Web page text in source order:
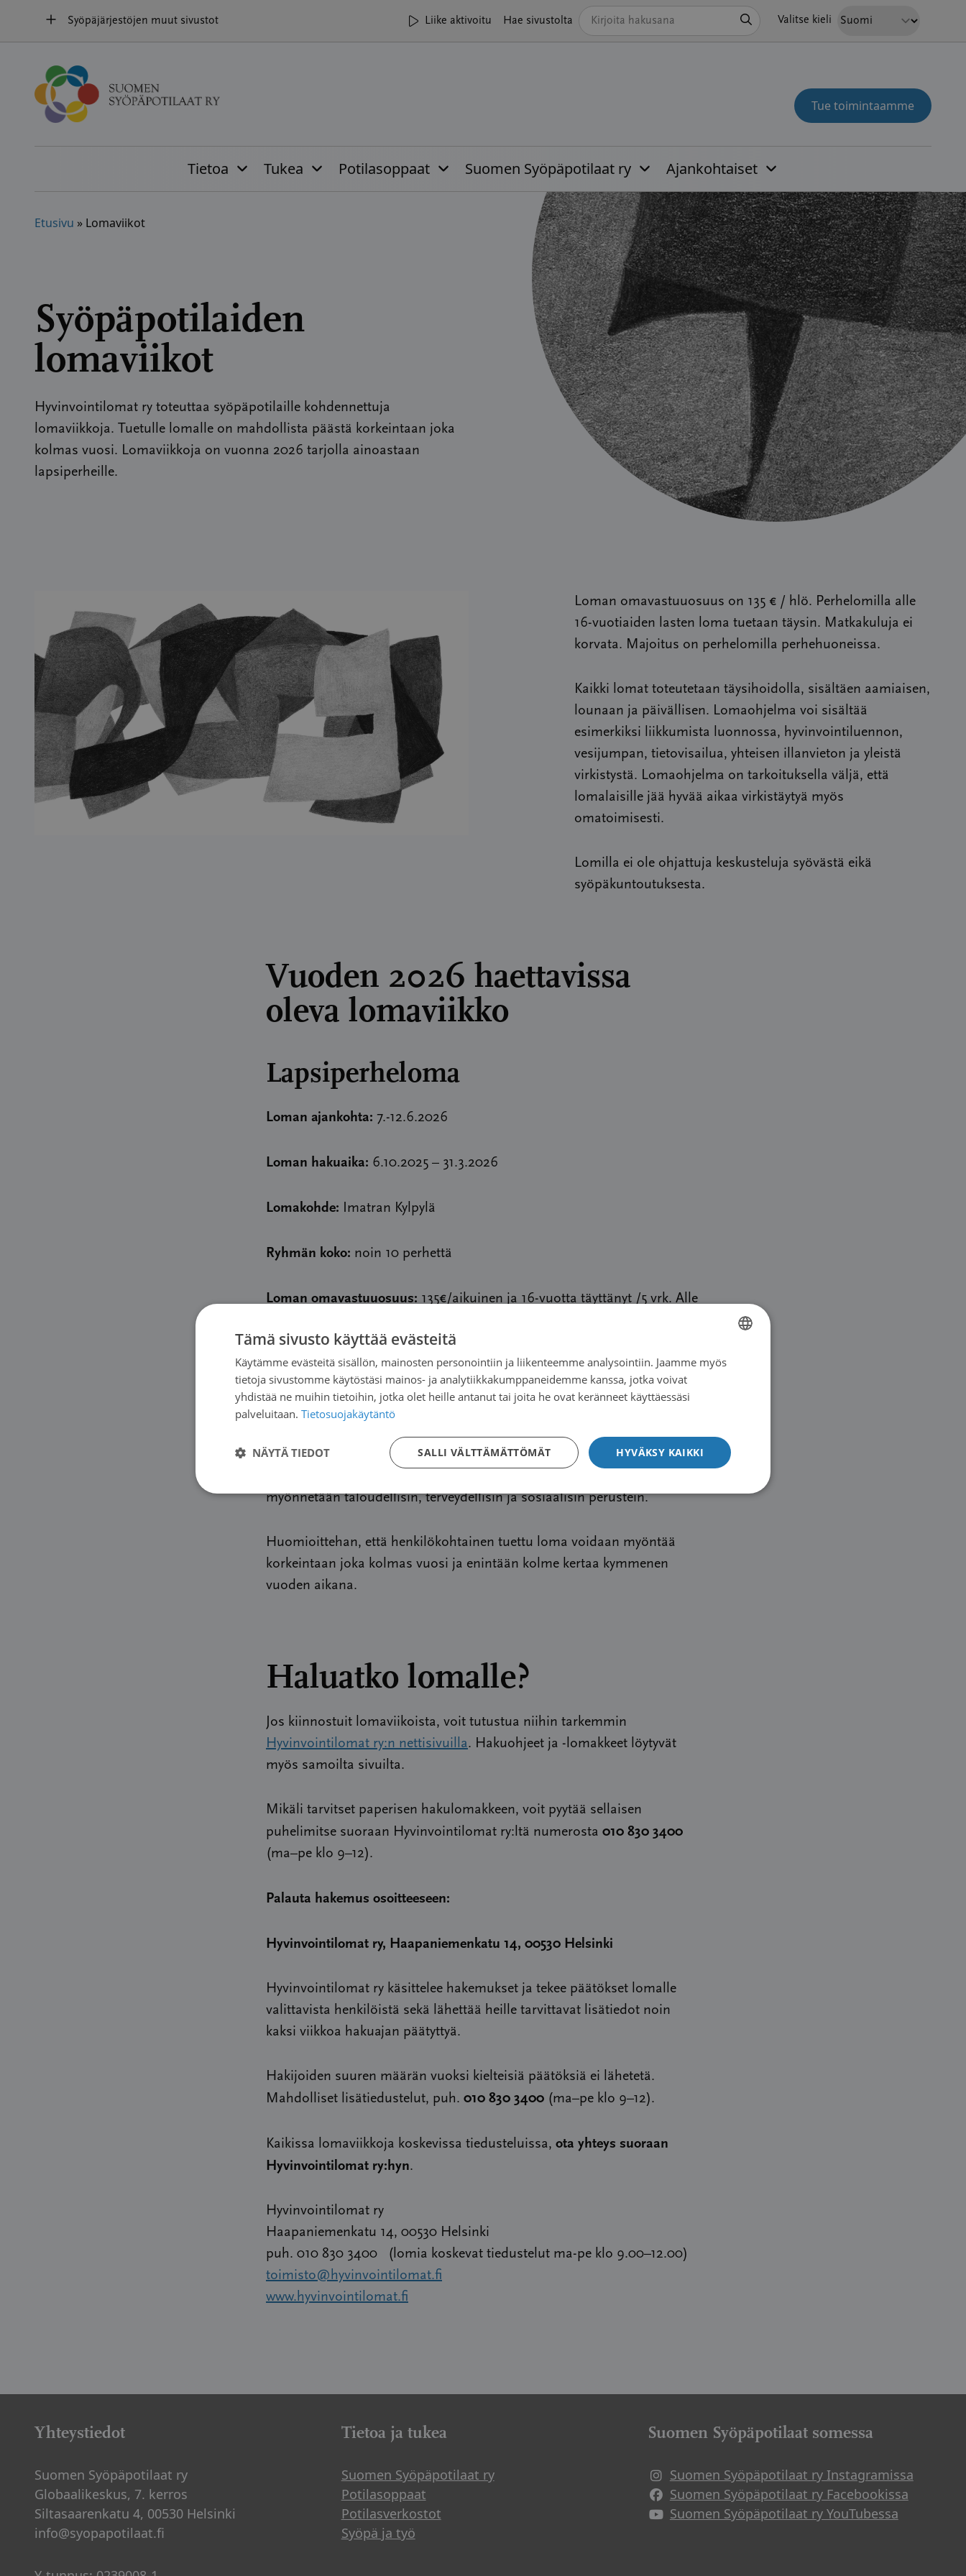
sisältöön
Syöpäjärjestöjen muut sivustot Liike aktivoitu Hae sivustolta Valitse kieli
Tue toimintaamme
Tietoa Tukea Potilasoppaat Suomen Syöpäpotilaat ry Ajankohtaiset
Etusivu » Lomaviikot
Syöpäpotilaiden
lomaviikot
Hyvinvointilomat ry toteuttaa syöpäpotilaille kohdennettuja
lomaviikkoja. Tuetulle lomalle on mahdollista päästä korkeintaan joka
kolmas vuosi. Lomaviikkoja on vuonna 2026 tarjolla ainoastaan
lapsiperheille.
Loman omavastuuosuus on 135 € / hlö. Perhelomilla alle
16-vuotiaiden lasten loma tuetaan täysin. Matkakuluja ei
korvata. Majoitus on perhelomilla perhehuoneissa.
Kaikki lomat toteutetaan täysihoidolla, sisältäen aamiaisen,
lounaan ja päivällisen. Lomaohjelma voi sisältää
esimerkiksi liikkumista luonnossa, hyvinvointiluennon,
vesijumpan, tietovisailua, yhteisen illanvieton ja yleistä
virkistystä. Lomaohjelma on tarkoituksella väljä, että
lomalaisille jää hyvää aikaa virkistäytyä myös
omatoimisesti.
Lomilla ei ole ohjattuja keskusteluja syövästä eikä
syöpäkuntoutuksesta.
Vuoden 2026 haettavissa
oleva lomaviikko
Lapsiperheloma
Loman ajankohta: 7.-12.6.2026
Loman hakuaika: 6.10.2025 – 31.3.2026
Lomakohde: Imatran Kylpylä
Ryhmän koko: noin 10 perhettä
Loman omavastuuosuus: 135€/aikuinen ja 16-vuotta täyttänyt /5 vrk. Alle
Kohderyhmä:pienituloiset lapsiperheet, joissa vanhemmalla on tai on
ollut syöpä
myönnetään taloudellisin, terveydellisin ja sosiaalisin perustein.
Huomioittehan, että henkilökohtainen tuettu loma voidaan myöntää
korkeintaan joka kolmas vuosi ja enintään kolme kertaa kymmenen
vuoden aikana.
Haluatko lomalle?
Jos kiinnostuit lomaviikoista, voit tutustua niihin tarkemmin
Hyvinvointilomat ry:n nettisivuilla. Hakuohjeet ja -lomakkeet löytyvät
myös samoilta sivuilta.
Mikäli tarvitset paperisen hakulomakkeen, voit pyytää sellaisen
puhelimitse suoraan Hyvinvointilomat ry:ltä numerosta 010 830 3400
(ma–pe klo 9–12).
Palauta hakemus osoitteeseen:
Hyvinvointilomat ry, Haapaniemenkatu 14, 00530 Helsinki
Hyvinvointilomat ry käsittelee hakemukset ja tekee päätökset lomalle
valittavista henkilöistä sekä lähettää heille tarvittavat lisätiedot noin
kaksi viikkoa hakuajan päätyttyä.
Hakijoiden suuren määrän vuoksi kielteisiä päätöksiä ei lähetetä.
Mahdolliset lisätiedustelut, puh. 010 830 3400(ma–pe klo 9–12).
Kaikissa lomaviikkoja koskevissa tiedusteluissa, ota yhteys suoraan
Hyvinvointilomat ry:hyn.
Hyvinvointilomat ry
Haapaniemenkatu 14, 00530 Helsinki
puh. 010 830 3400 (lomia koskevat tiedustelut ma-pe klo 9.00–12.00)
toimisto@hyvinvointilomat.fi
www.hyvinvointilomat.fi
Yhteystiedot
Suomen Syöpäpotilaat ry
Globaalikeskus, 7. kerros
Siltasaarenkatu 4, 00530 Helsinki
info@syopapotilaat.fi
Tietoa ja tukea
Suomen Syöpäpotilaat ry
Potilasoppaat
Potilasverkostot
Syöpä ja työ
Suomen Syöpäpotilaat somessa
Suomen Syöpäpotilaat ry Instagramissa
Suomen Syöpäpotilaat ry Facebookissa
Suomen Syöpäpotilaat ry YouTubessa
FINNISH
Tämä sivusto käyttää evästeitä
Käytämme evästeitä sisällön, mainosten personointiin ja liikenteemme analysointiin. Jaamme myös
tietoja sivustomme käytöstäsi mainos- ja analytiikkakumppaneidemme kanssa, jotka voivat
yhdistää ne muihin tietoihin, jotka olet heille antanut tai joita he ovat keränneet käyttäessäsi
palveluitaan. Tietosuojakäytäntö
HYVÄKSY KAIKKI
SALLI VÄLTTÄMÄTTÖMÄT
NÄYTÄ TIEDOT